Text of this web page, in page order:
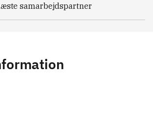
samarbejdspartner